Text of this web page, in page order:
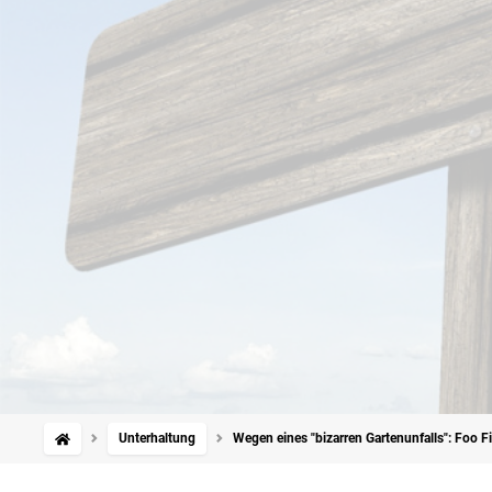
Unterhaltung Wegen eines "bizarren Gartenunfalls": Foo